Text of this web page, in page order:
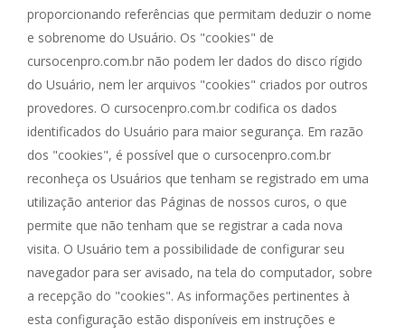
proporcionando referências que permitam deduzir o nome
e sobrenome do Usuário. Os "cookies" de
cursocenpro.com.br não podem ler dados do disco rígido
do Usuário, nem ler arquivos "cookies" criados por outros
provedores. O cursocenpro.com.br codifica os dados
identificados do Usuário para maior segurança. Em razão
dos "cookies", é possível que o cursocenpro.com.br
reconheça os Usuários que tenham se registrado em uma
utilização anterior das Páginas de nossos curos, o que
permite que não tenham que se registrar a cada nova
visita. O Usuário tem a possibilidade de configurar seu
navegador para ser avisado, na tela do computador, sobre
a recepção do "cookies". As informações pertinentes à
esta configuração estão disponíveis em instruções e